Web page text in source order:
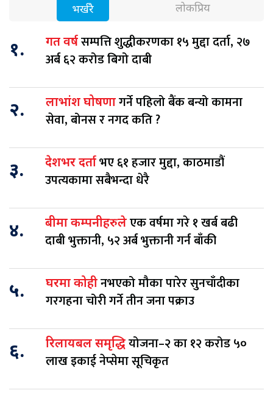
भर्खरै लोकप्रिय
१. गत वर्षसम्पत्ति शुद्धीकरणका १५ मुद्दा दर्ता, २७
अर्ब ६२ करोड बिगो दाबी
२. लाभांश घोषणागर्ने पहिलो बैंक बन्यो कामना
सेवा, बोनस र नगद कति ?
३. देशभर दर्ताभए ६१ हजार मुद्दा, काठमाडौं
उपत्यकामा सबैभन्दा धेरै
४. बीमा कम्पनीहरुलेएक वर्षमा गरे १ खर्ब बढी
दाबी भुक्तानी, ५२ अर्ब भुक्तानी गर्न बाँकी
५. घरमा कोहीनभएको मौका पारेर सुनचाँदीका
गरगहना चोरी गर्ने तीन जना पक्राउ
६. रिलायबल समृद्धियोजना–२ का १२ करोड ५०
लाख इकाई नेप्सेमा सूचिकृत